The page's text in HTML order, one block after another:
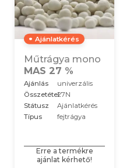
Ajánlatkérés
Műtrágya mono
MAS 27 %
Ajánlás
univerzális
Összetétel27N
Státusz
Ajánlatkérés
Típus
fejtrágya
Erre a termékre
ajánlat kérhető!